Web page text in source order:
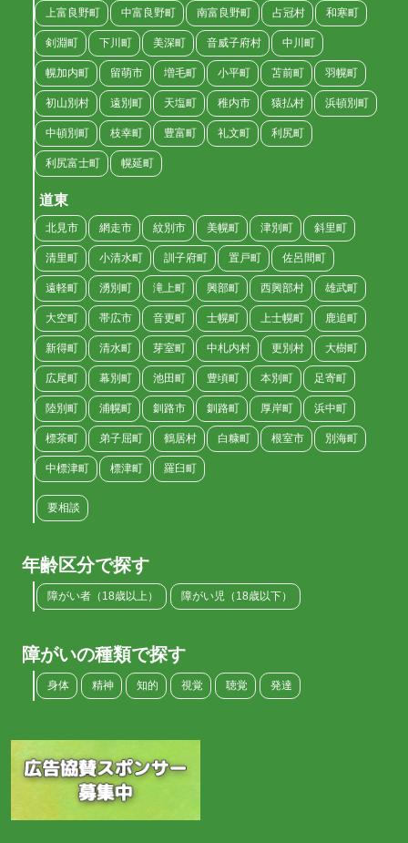
上富良野町 中富良野町 南富良野町 占冠村 和寒町
剣淵町 下川町 美深町 音威子府村 中川町
幌加内町 留萌市 増毛町 小平町 苫前町 羽幌町
初山別村 遠別町 天塩町 稚内市 猿払村 浜頓別町
中頓別町 枝幸町 豊富町 礼文町 利尻町
利尻富士町 幌延町
道東
北見市 網走市 紋別市 美幌町 津別町 斜里町
清里町 小清水町 訓子府町 置戸町 佐呂間町
遠軽町 湧別町 滝上町 興部町 西興部村 雄武町
大空町 帯広市 音更町 士幌町 上士幌町 鹿追町
新得町 清水町 芽室町 中札内村 更別村 大樹町
広尾町 幕別町 池田町 豊頃町 本別町 足寄町
陸別町 浦幌町 釧路市 釧路町 厚岸町 浜中町
標茶町 弟子屈町 鶴居村 白糠町 根室市 別海町
中標津町 標津町 羅臼町
要相談
年齢区分で探す
障がい者（18歳以上） 障がい児（18歳以下）
障がいの種類で探す
身体 精神 知的 視覚 聴覚 発達